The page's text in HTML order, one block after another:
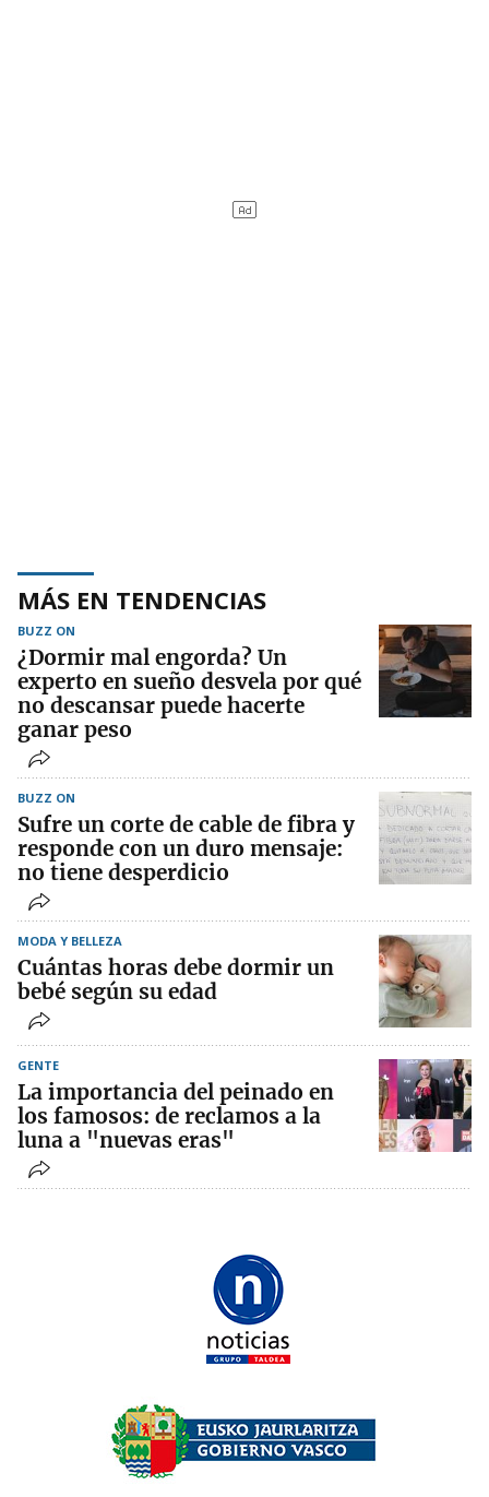
MÁS EN TENDENCIAS
BUZZ ON
¿Dormir mal engorda? Un
experto en sueño desvela por qué
no descansar puede hacerte
ganar peso
BUZZ ON
Sufre un corte de cable de fibra y
responde con un duro mensaje:
no tiene desperdicio
MODA Y BELLEZA
Cuántas horas debe dormir un
bebé según su edad
GENTE
La importancia del peinado en
los famosos: de reclamos a la
luna a "nuevas eras"